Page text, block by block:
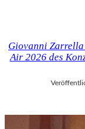
Giovanni
Air 2026 des